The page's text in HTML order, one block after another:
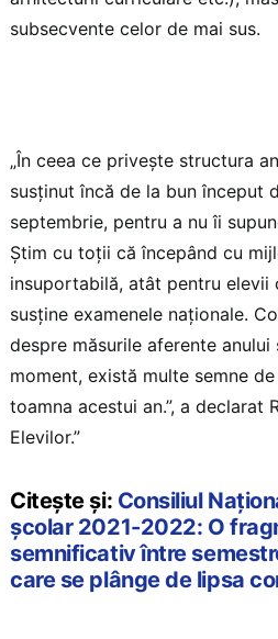
subsecvente celor de mai sus.
„În ceea ce privește structura
susținut încă de la bun început
septembrie, pentru a nu îi
Știm cu toții că începând cu
insuportabilă, atât pentru
susține examenele naționale.
despre măsurile aferente
moment, există multe semne
toamna acestui an.”, a declarat
Elevilor.”
Citește și: Consiliul
școlar 2021-2022: O
semnificativ între
care se plânge de lipsa